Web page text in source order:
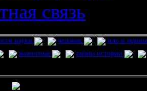
связь
науки человек
нло и
животные
тайны истории